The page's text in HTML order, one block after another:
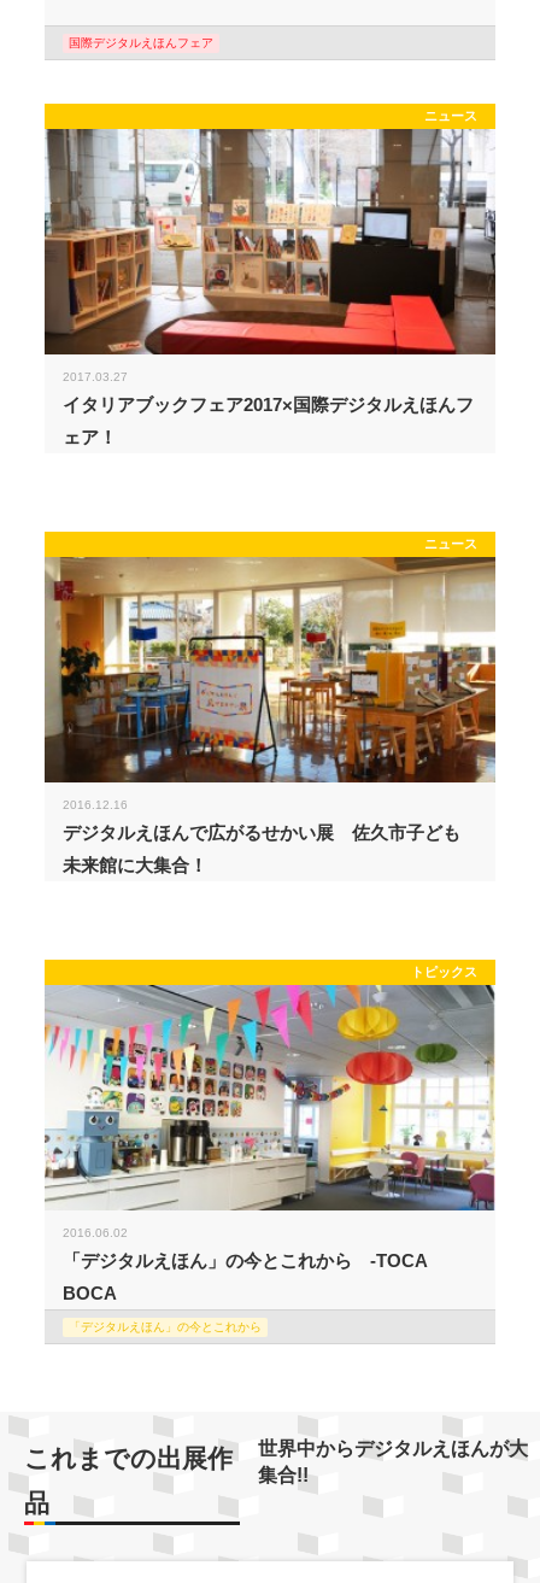
国際デジタルえほんフェア
ニュース
2017.03.27
イタリアブックフェア2017×国際デジタルえほんフ
ェア！
ニュース
2016.12.16
デジタルえほんで広がるせかい展 佐久市子ども
未来館に大集合！
トピックス
2016.06.02
「デジタルえほん」の今とこれから -TOCA
BOCA
「デジタルえほん」の今とこれから
これまでの出展作
品
世界中からデジタルえほんが大
集合!!